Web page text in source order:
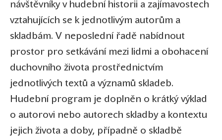
návštěvníky v hudební historii a zajímavostech
vztahujících se k jednotlivým autorům a
skladbám. V neposlední řadě nabídnout
prostor pro setkávání mezi lidmi a obohacení
duchovního života prostřednictvím
jednotlivých textů a významů skladeb.
Hudební program je doplněn o krátký výklad
o autorovi nebo autorech skladby a kontextu
jejich života a doby, případně o skladbě